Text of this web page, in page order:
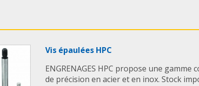
Vis épaulées HPC
ENGRENAGES HPC propose une gamme
de précision en acier et en inox. Stock